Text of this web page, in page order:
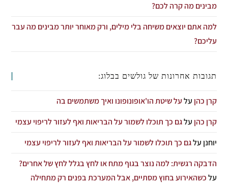
מבינים מה קרה לכם?
למה אתם יוצאים משיחה בלי מילים, ורק מאוחר יותר מבינים מה עבר
עליכם?
תגובות אחרונות של גולשים בבלוג:
קרן כהן עלעל שיטת הו'אופונופונו ואיך משתמשים בה
קרן כהן עלגם כך תוכלו לשמור על הבריאות ואף לעזור לריפוי עצמי
יוחנן עלגם כך תוכלו לשמור על הבריאות ואף לעזור לריפוי עצמי
הדבקה רגשית: למה נוצר בגוף מתח או לחץ בגלל לחץ של אחרים?
עלכשהאירוע בחוץ מסתיים, אבל המערכת בפנים רק מתחילה